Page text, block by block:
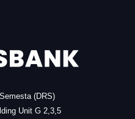
(DRS)
Unit G 2,3,5